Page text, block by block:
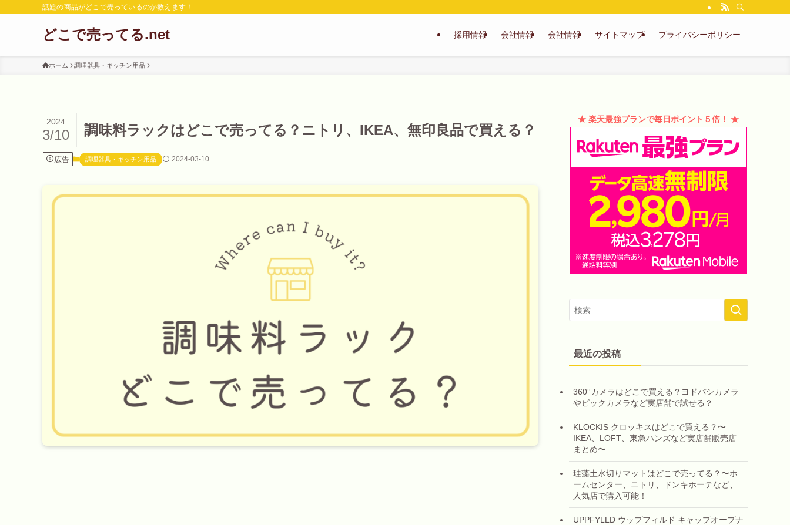
話題の商品がどこで売っているのか教えます！
どこで売ってる.net 採用情報 会社情報 会社情報 サイトマップ プライバシーポリシー
ホーム 調理器具・キッチン用品
調味料ラックはどこで売ってる？ニトリ、IKEA、無印良品で買える？
2024
3/10
広告 調理器具・キッチン用品 2024-03-10
★ 楽天最強プランで毎日ポイント５倍！ ★
最近の投稿
360°カメラはどこで買える？ヨドバシカメラ
やビックカメラなど実店舗で試せる？
KLOCKIS クロッキスはどこで買える？〜
IKEA、LOFT、東急ハンズなど実店舗販売店
まとめ〜
珪藻土水切りマットはどこで売ってる？〜ホ
ームセンター、ニトリ、ドンキホーテなど、
人気店で購入可能！
UPPFYLLD ウップフィルド キャップオープナ